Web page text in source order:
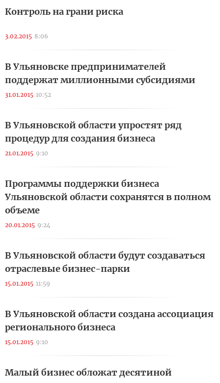
Контроль на грани риска
3.02.2015 8:06
В Ульяновске предпринимателей
поддержат миллионными субсидиями
31.01.2015 10:52
В Ульяновской области упростят ряд
процедур для создания бизнеса
21.01.2015 9:10
Программы поддержки бизнеса
Ульяновской области сохранятся в полном
объеме
20.01.2015 9:24
В Ульяновской области будут создаваться
отраслевые бизнес-парки
15.01.2015 11:59
В Ульяновской области создана ассоциация
регионального бизнеса
15.01.2015 9:10
Малый бизнес обложат десятиной